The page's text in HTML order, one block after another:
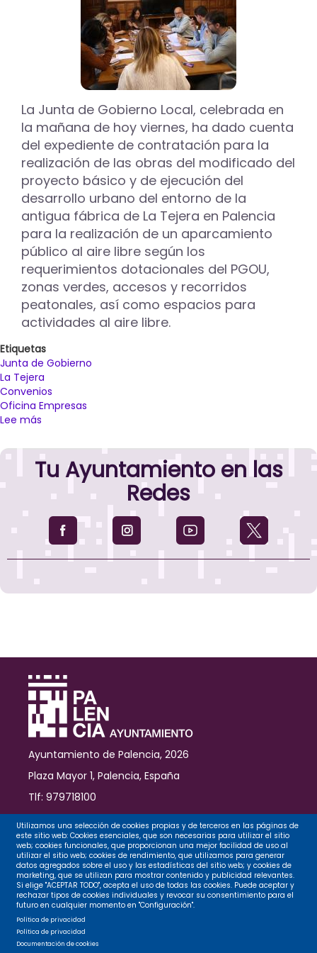
La Junta de Gobierno Local, celebrada en
la mañana de hoy viernes, ha dado cuenta
del expediente de contratación para la
realización de las obras del modificado del
proyecto básico y de ejecución del
desarrollo urbano del entorno de la
antigua fábrica de La Tejera en Palencia
para la realización de un aparcamiento
público al aire libre según los
requerimientos dotacionales del PGOU,
zonas verdes, accesos y recorridos
peatonales, así como espacios para
actividades al aire libre.
Etiquetas
Junta de Gobierno
La Tejera
Convenios
Oficina Empresas
Lee más
JGL
da
cuenta
de
contratación
para
las
de
de
La
Tejera
con
un
presupuesto
de
licitación
807.812’40
euros
que
prioriza
áreas
verdes
Tu Ayuntamiento en las
Redes
Ayuntamiento de Palencia, 2026
Plaza Mayor 1, Palencia, España
Tlf: 979718100
Contacto
Legal
Privacidad
Utilizamos una selección de cookies propias y de terceros en las páginas de
este sitio web: Cookies esenciales, que son necesarias para utilizar el sitio
web; cookies funcionales, que proporcionan una mejor facilidad de uso al
utilizar el sitio web; cookies de rendimiento, que utilizamos para generar
datos agregados sobre el uso y las estadísticas del sitio web; y cookies de
marketing, que se utilizan para mostrar contenido y publicidad relevantes.
Si elige "ACEPTAR TODO", acepta el uso de todas las cookies. Puede aceptar y
rechazar tipos de cookies individuales y revocar su consentimiento para el
futuro en cualquier momento en "Configuración".
Política de privacidad
Política de privacidad
Documentación de cookies